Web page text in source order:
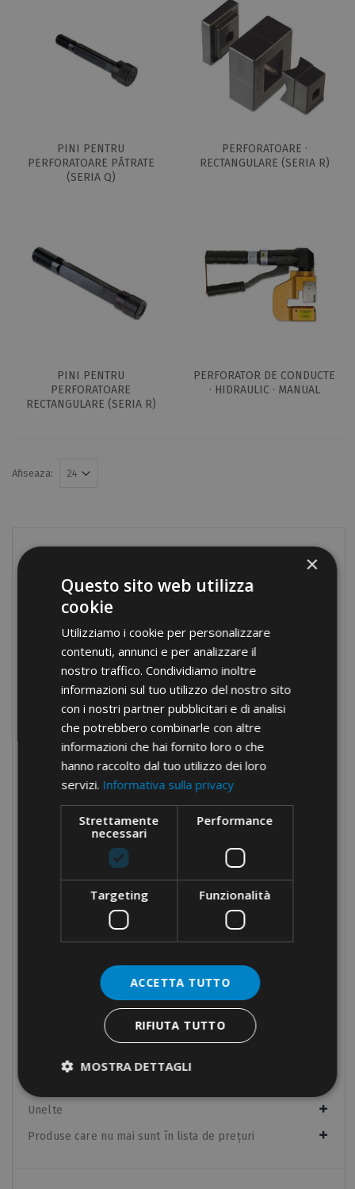
PINI PENTRU
PERFORATOARE PĂTRATE
(SERIA Q)
PERFORATOARE ·
RECTANGULARE (SERIA R)
PINI PENTRU
PERFORATOARE
RECTANGULARE (SERIA R)
PERFORATOR DE CONDUCTE
· HIDRAULIC · MANUAL
Afiseaza:
Terminale
Conexiuni cu șuruburi
Blocuri terminale
Blocuri de distribuție modulare
Presetupe din nylon
Presetupe din alamă
Protecție pentru cabluri
Componente pentru tablouri de distribuție
Echipamente manuale
Echipamente hidraulice
Cuttere pentru cabluri și pentru sârma de oțel
Pompe și capete de ax
Benzi electrice
Fixări conducte
Unelte
Produse care nu mai sunt în lista de prețuri
×
Questo sito web utilizza
cookie
Utilizziamo i cookie per personalizzare
contenuti, annunci e per analizzare il
nostro traffico. Condividiamo inoltre
informazioni sul tuo utilizzo del nostro sito
con i nostri partner pubblicitari e di analisi
che potrebbero combinarle con altre
informazioni che hai fornito loro o che
hanno raccolto dal tuo utilizzo dei loro
servizi. Informativa sulla privacy
Strettamente
necessari
Performance
Targeting Funzionalità
ACCETTA TUTTO
RIFIUTA TUTTO
MOSTRA DETTAGLI